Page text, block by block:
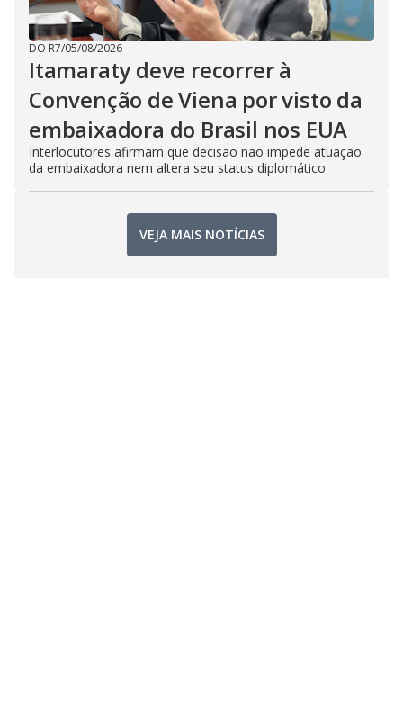
DO R7/05/08/2026
Itamaraty deve recorrer à
Convenção de Viena por visto da
embaixadora do Brasil nos EUA
Interlocutores afirmam que decisão não impede atuação
da embaixadora nem altera seu status diplomático
VEJA MAIS NOTÍCIAS